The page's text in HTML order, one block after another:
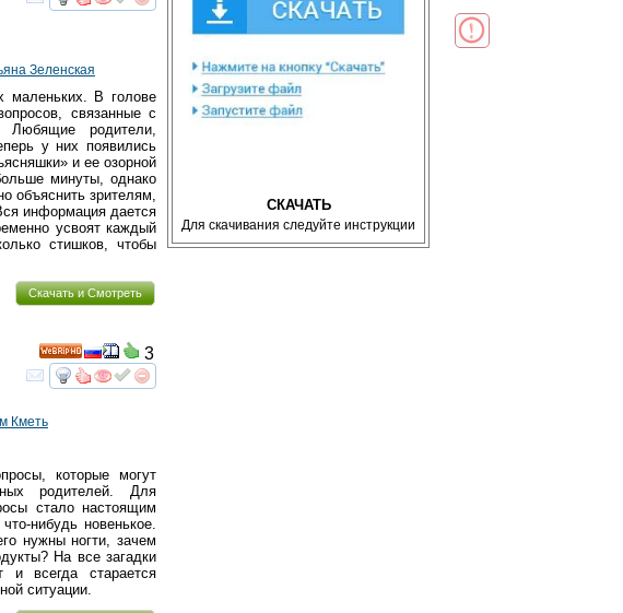
СКАЧАТЬ
Для скачивания следуйте инструкции
смотретьинтересует
Зеленская
маленьких. В голове
связанные с
родители,
у них появились
и ее озорной
минуты, однако
объяснить зрителям,
информация дается
усвоят каждый
стишков, чтобы
Скачать и Смотреть
смотретьинтересует
HD
3
Кметь
которые могут
родителей. Для
стало настоящим
нибудь новенькое.
нужны ногти, зачем
На все загадки
и всегда старается
ситуации.